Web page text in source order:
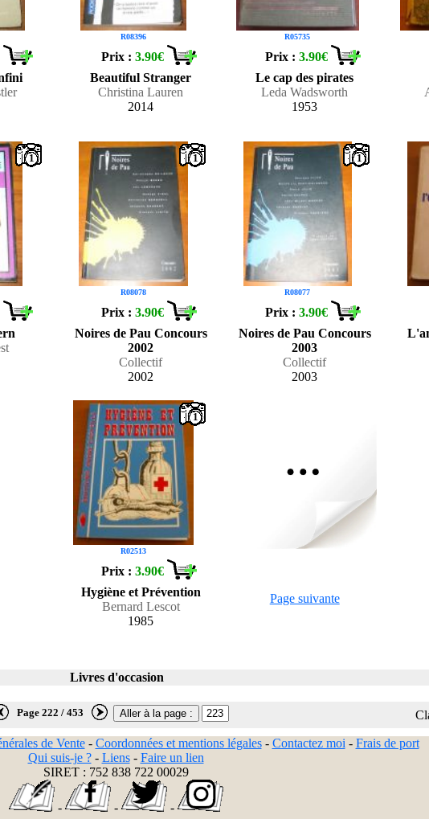
R08396
Prix :3.90€
Beautiful Stranger
Christina Lauren
2014
R05735
Prix :3.90€
Le cap des pirates
Leda Wadsworth
1953
1
R08078
1
Prix :3.90€
Noires de Pau Concours
2002
Collectif
2002
R08077
1
Prix :3.90€
Noires de Pau Concours
2003
Collectif
2003
R02513
1
Prix :3.90€
Hygiène et Prévention
Bernard Lescot
1985
Page suivante
Livres d'occasion
Page 222 / 453
de Vente- Coordonnées et mentions légales- Contactez moi - Frais de port
Qui suis-je ?- Liens- Faire un lien
SIRET : 752 838 722 00029
- - -